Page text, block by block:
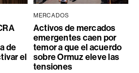
de
el
MERCADOS
Activos de mercados
emergentes caen por
temor a que el acuerdo
sobre Ormuz eleve las
tensiones